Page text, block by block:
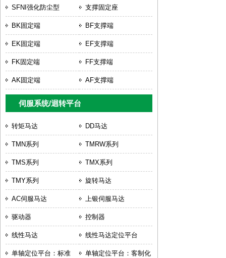
SFNI强化防尘型 支撑固定座
BK固定端 BF支撑端
EK固定端 EF支撑端
FK固定端 FF支撑端
AK固定端 AF支撑端
伺服系统/迴转平台
转矩马达 DD马达
TMN系列 TMRW系列
TMS系列 TMX系列
TMY系列 旋转马达
AC伺服马达 上银伺服马达
驱动器 控制器
线性马达 线性马达定位平台
单轴定位平台：标准 单轴定位平台：客制化